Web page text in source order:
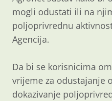
mogli odustati ili na
poljoprivrednu
Agencija.
Da bi se korisnicima
vrijeme za odustajanje
dokazivanje